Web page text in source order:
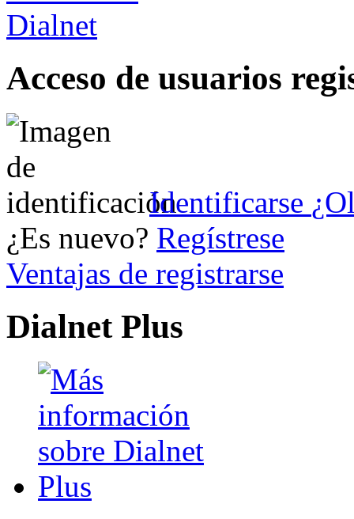
Acceso de usuarios
Identificarse
¿Es nuevo? Regístrese
Ventajas de registrarse
Dialnet Plus